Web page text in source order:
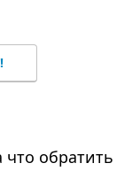
обратить